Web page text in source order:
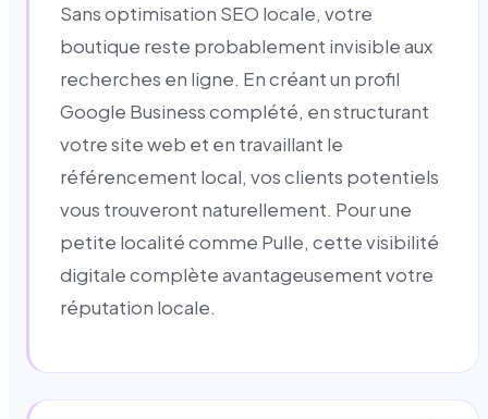
Sans optimisation SEO locale, votre
boutique reste probablement invisible aux
recherches en ligne. En créant un profil
Google Business complété, en structurant
votre site web et en travaillant le
référencement local, vos clients potentiels
vous trouveront naturellement. Pour une
petite localité comme Pulle, cette visibilité
digitale complète avantageusement votre
réputation locale.